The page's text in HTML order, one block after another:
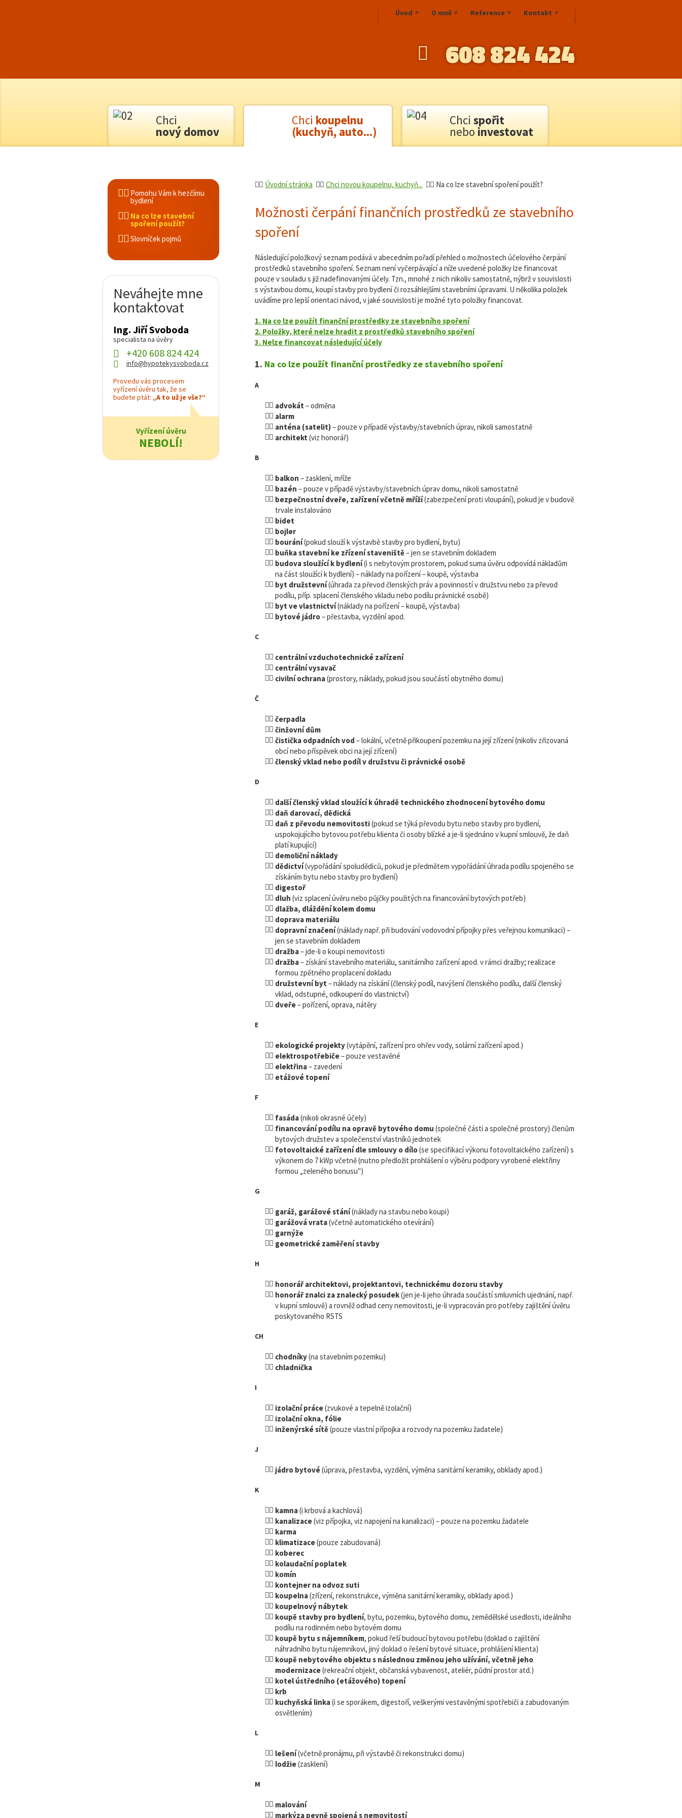
Úvod O mně Reference Kontakt
608 824 424
Chci
nový domov
Chci koupelnu
(kuchyň, auto...)
Chci spořit
nebo investovat
Úvodní stránka Chci novou koupelnu, kuchyň... Na co lze stavební spoření použít?
Možnosti čerpání finančních prostředků ze stavebního
spoření
Následující položkový seznam podává v abecedním pořadí přehled o možnostech účelového čerpání
prostředků stavebního spoření. Seznam není vyčerpávající a níže uvedené položky lze financovat
pouze v souladu s již nadefinovanými účely. Tzn., mnohé z nich nikoliv samostatně, nýbrž v souvislosti
s výstavbou domu, koupí stavby pro bydlení či rozsáhlejšími stavebními úpravami. U několika položek
uvádíme pro lepší orientaci návod, v jaké souvislosti je možné tyto položky financovat.
1. Na co lze použít finanční prostředky ze stavebního spoření
2. Položky, které nelze hradit z prostředků stavebního spoření
3. Nelze financovat následující účely
1. Na co lze použít finanční prostředky ze stavebního spoření
A
advokát – odměna
alarm
anténa (satelit)– pouze v případě výstavby/stavebních úprav, nikoli samostatně
architekt (viz honorář)
B
balkon – zasklení, mříže
bazén – pouze v případě výstavby/stavebních úprav domu, nikoli samostatně
bezpečnostní dveře, zařízení včetně mříží(zabezpečení proti vloupání), pokud je v budově
trvale instalováno
bidet
bojler
bourání(pokud slouží k výstavbě stavby pro bydlení, bytu)
buňka stavební ke zřízení staveniště– jen se stavebním dokladem
budova sloužící k bydlení(i s nebytovým prostorem, pokud suma úvěru odpovídá nákladům
na část sloužící k bydlení) – náklady na pořízení – koupě, výstavba
byt družstevní(úhrada za převod členských práv a povinností v družstvu nebo za převod
podílu, příp. splacení členského vkladu nebo podílu právnické osobě)
byt ve vlastnictví(náklady na pořízení – koupě, výstavba)
bytové jádro– přestavba, vyzdění apod.
C
centrální vzduchotechnické zařízení
centrální vysavač
civilní ochrana(prostory, náklady, pokud jsou součástí obytného domu)
Č
čerpadla
činžovní dům
čistička odpadních vod – lokální, včetně přikoupení pozemku na její zřízení (nikoliv zřizovaná
obcí nebo příspěvek obci na její zřízení)
členský vklad nebo podíl v družstvu či právnické osobě
D
další členský vklad sloužící k úhradě technického zhodnocení bytového domu
daň darovací, dědická
daň z převodu nemovitosti(pokud se týká převodu bytu nebo stavby pro bydlení,
uspokojujícího bytovou potřebu klienta či osoby blízké a je-li sjednáno v kupní smlouvě, že daň
platí kupující)
demoliční náklady
dědictví(vypořádání spoludědiců, pokud je předmětem vypořádání úhrada podílu spojeného se
získáním bytu nebo stavby pro bydlení)
digestoř
dluh (viz splacení úvěru nebo půjčky použitých na financování bytových potřeb)
dlažba, dláždění kolem domu
doprava materiálu
dopravní značení(náklady např. při budování vodovodní přípojky přes veřejnou komunikaci) –
jen se stavebním dokladem
dražba– jde-li o koupi nemovitosti
dražba– získání stavebního materiálu, sanitárního zařízení apod. v rámci dražby; realizace
formou zpětného proplacení dokladu
družstevní byt – náklady na získání (členský podíl, navýšení členského podílu, další členský
vklad, odstupné, odkoupení do vlastnictví)
dveře– pořízení, oprava, nátěry
E
ekologické projekty(vytápění, zařízení pro ohřev vody, solární zařízení apod.)
elektrospotřebiče– pouze vestavěné
elektřina– zavedení
etážové topení
F
fasáda(nikoli okrasné účely)
financování podílu na opravě bytového domu (společné části a společné prostory) členům
bytových družstev a společenství vlastníků jednotek
fotovoltaické zařízení dle smlouvy o dílo(se specifikací výkonu fotovoltaického zařízení) s
výkonem do 7 kWp včetně (nutno předložit prohlášení o výběru podpory vyrobené elektřiny
formou „zeleného bonusu")
G
garáž, garážové stání(náklady na stavbu nebo koupi)
garážová vrata(včetně automatického otevírání)
garnýže
geometrické zaměření stavby
H
honorář architektovi, projektantovi, technickému dozoru stavby
honorář znalci za znalecký posudek(jen je-li jeho úhrada součástí smluvních ujednání, např.
v kupní smlouvě) a rovněž odhad ceny nemovitosti, je-li vypracován pro potřeby zajištění úvěru
poskytovaného RSTS
CH
chodníky(na stavebním pozemku)
chladnička
I
izolační práce(zvukové a tepelně izolační)
izolační okna, fólie
inženýrské sítě(pouze vlastní přípojka a rozvody na pozemku žadatele)
J
jádro bytové(úprava, přestavba, vyzdění, výměna sanitární keramiky, obklady apod.)
K
kamna(i krbová a kachlová)
kanalizace(viz přípojka, viz napojení na kanalizaci) – pouze na pozemku žadatele
karma
klimatizace(pouze zabudovaná)
koberec
kolaudační poplatek
komín
kontejner na odvoz suti
koupelna(zřízení, rekonstrukce, výměna sanitární keramiky, obklady apod.)
koupelnový nábytek
koupě stavby pro bydlení, bytu, pozemku, bytového domu, zemědělské usedlosti, ideálního
podílu na rodinném nebo bytovém domu
koupě bytu s nájemníkem, pokud řeší budoucí bytovou potřebu (doklad o zajištění
náhradního bytu nájemníkovi, jiný doklad o řešení bytové situace, prohlášení klienta)
koupě nebytového objektu s následnou změnou jeho užívání, včetně jeho
modernizace(rekreační objekt, občanská vybavenost, ateliér, půdní prostor atd.)
kotel ústředního (etážového) topení
krb
kuchyňská linka(i se sporákem, digestoří, veškerými vestavěnými spotřebiči a zabudovaným
osvětlením)
L
lešení(včetně pronájmu, při výstavbě či rekonstrukci domu)
lodžie(zasklení)
M
malování
markýza pevně spojená s nemovitostí
Pomohu Vám k hezčímu
bydlení
Na co lze stavební
spoření použít?
Slovníček pojmů
Neváhejte mne
kontaktovat
Ing. Jiří Svoboda
specialista na úvěry
+420 608 824 424
info@hypotekysvoboda.cz
Provedu vás procesem
vyřízení úvěru tak, že se
budete ptát: „A to už je vše?“
Vyřízení úvěru
NEBOLÍ!